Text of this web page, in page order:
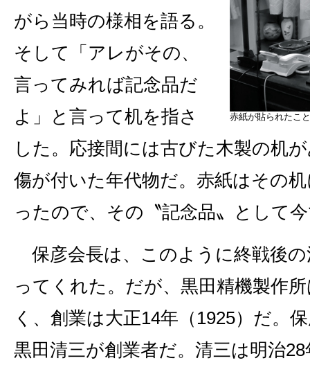
赤紙が貼られたこ
がら当時の様相を語る。
そして「アレがその、
言ってみれば記念品だ
よ」と言って机を指さ
した。応接間には古びた木製の机
傷が付いた年代物だ。赤紙はその
ったので、その〝記念品〟として
保彦会長は、このように終戦後
ってくれた。だが、黒田精機製作
く、創業は大正14年（1925）だ。
黒田清三が創業者だ。清三は明治